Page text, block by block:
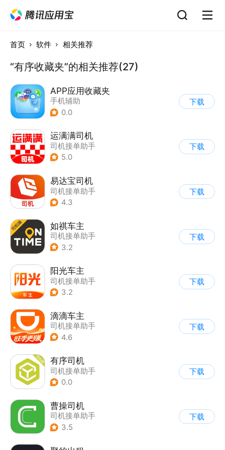
首页 软件 相关推荐
“有序收藏夹”的相关推荐(27)
APP应用收藏夹
手机辅助
0.0
下载
运满满司机
司机接单助手
5.0
下载
易达宝司机
司机接单助手
4.3
下载
如祺车主
司机接单助手
3.2
下载
阳光车主
司机接单助手
3.2
下载
滴滴车主
司机接单助手
4.6
下载
有序司机
司机接单助手
0.0
下载
曹操司机
司机接单助手
3.5
下载